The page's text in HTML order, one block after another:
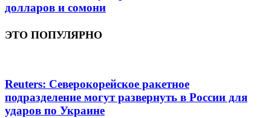
долларов и сомони
ЭТО ПОПУЛЯРНО
Reuters: Северокорейское ракетное
подразделение могут развернуть в России для
ударов по Украине